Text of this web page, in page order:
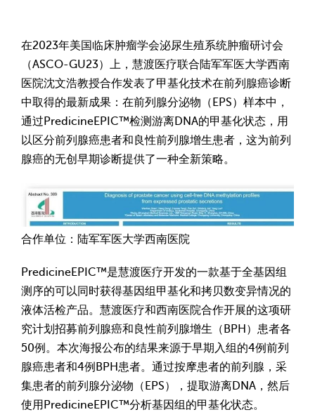
在2023年美国临床肿瘤学会泌尿生殖系统肿瘤研讨会
（ASCO-GU23）上，慧渡医疗联合陆军军医大学西南
医院沈文浩教授合作发表了甲基化技术在前列腺癌诊断
中取得的最新成果：在前列腺分泌物（EPS）样本中，
通过PredicineEPIC™检测游离DNA的甲基化状态，用
以区分前列腺癌患者和良性前列腺增生患者，这为前列
腺癌的无创早期诊断提供了一种全新策略。
合作单位：陆军军医大学西南医院
PredicineEPIC™是慧渡医疗开发的一款基于全基因组
测序的可以同时获得基因组甲基化和拷贝数变异情况的
液体活检产品。慧渡医疗和西南医院合作开展的这项研
究计划招募前列腺癌和良性前列腺增生（BPH）患者各
50例。本次海报公布的结果来源于早期入组的4例前列
腺癌患者和4例BPH患者。通过按摩患者的前列腺，采
集患者的前列腺分泌物（EPS），提取游离DNA，然后
使用PredicineEPIC™分析基因组的甲基化状态。